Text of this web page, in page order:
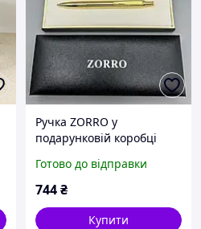
Ручка ZORRO у
подарунковій коробці
Готово до відправки
744₴
Купити